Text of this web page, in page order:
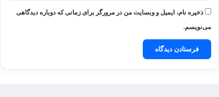
ذخیره نام، ایمیل و وبسایت من در مرورگر برای زمانی که دوباره دیدگاهی
می‌نویسم.